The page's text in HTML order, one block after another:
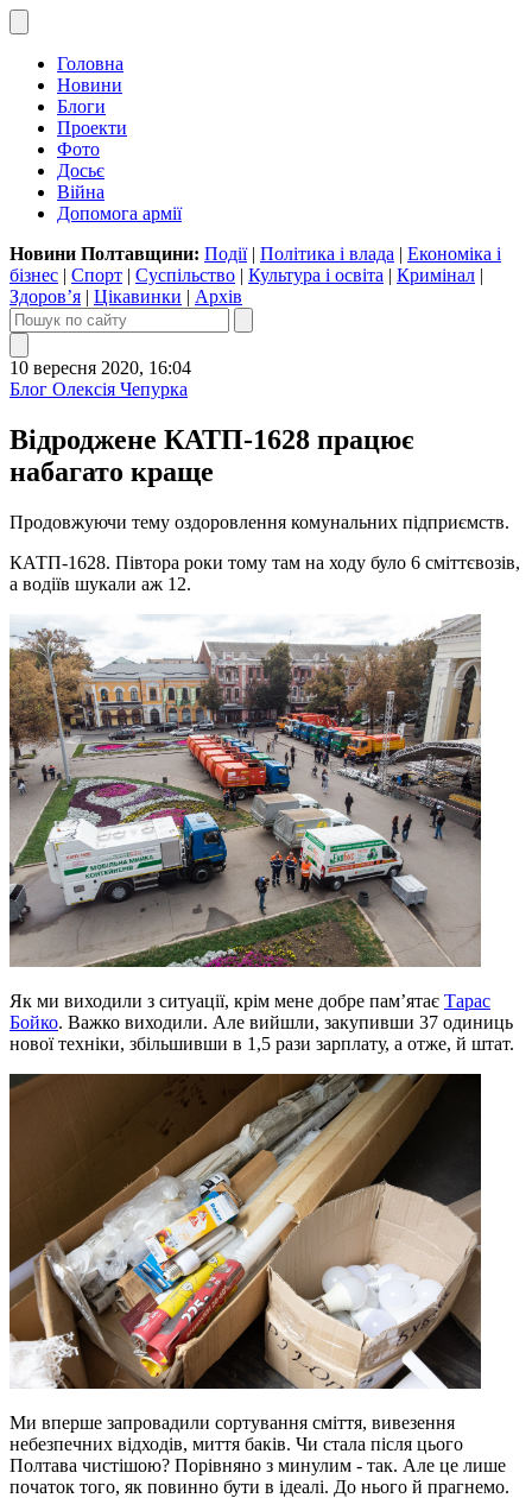
Головна
Новини
Блоги
Проекти
Фото
Досьє
Війна
Допомога армії
Новини Полтавщини: Події| Політика і влада | Економіка і
бізнес | Спорт | Суспільство | Культура і освіта | Кримінал |
Здоров’я | Цікавинки | Архів
10 вересня 2020, 16:04
Блог Олексія Чепурка
Відроджене КАТП-1628 працює
набагато краще
Продовжуючи тему оздоровлення комунальних підприємств.
КАТП-1628. Півтора роки тому там на ходу було 6 сміттєвозів,
а водіїв шукали аж 12.
Як ми виходили з ситуації, крім мене добре пам’ятає Тарас
Бойко. Важко виходили. Але вийшли, закупивши 37 одиниць
нової техніки, збільшивши в 1,5 рази зарплату, а отже, й штат.
Ми вперше запровадили сортування сміття, вивезення
небезпечних відходів, миття баків. Чи стала після цього
Полтава чистішою? Порівняно з минулим - так. Але це лише
початок того, як повинно бути в ідеалі. До нього й прагнемо.